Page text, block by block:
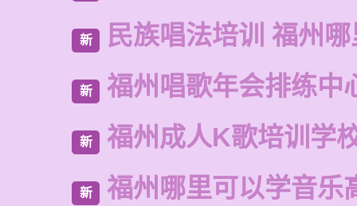
新 民族唱法培训 福州
新 福州唱歌年会排练中
新 福州成人K歌培训学
新 福州哪里可以学音乐